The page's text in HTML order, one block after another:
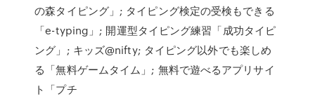
の森タイピング」; タイピング検定の受検もできる
「e-typing」; 開運型タイピング練習「成功タイピ
ング」; キッズ@nifty; タイピング以外でも楽しめ
る「無料ゲームタイム」; 無料で遊べるアプリサイ
ト「プチ